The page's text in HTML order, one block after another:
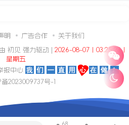
明 广告合作 关于我们
初见 强力驱动 | 2026-08-07丨03:25:23丨
星期五
报中心
2023009737号-1
68